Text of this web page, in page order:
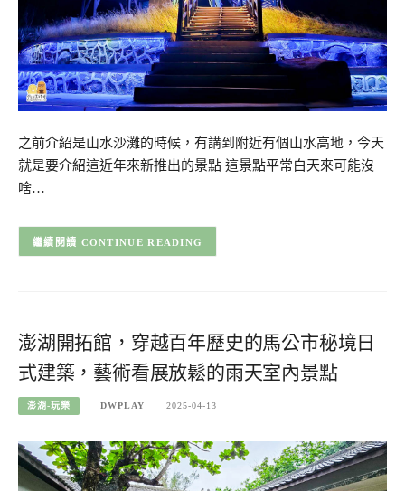
之前介紹是山水沙灘的時候，有講到附近有個山水高地，今天
就是要介紹這近年來新推出的景點 這景點平常白天來可能沒
啥…
CONTINUE READING
澎湖開拓館，穿越百年歷史的馬公市秘境日
式建築，藝術看展放鬆的雨天室內景點
澎湖-玩樂 DWPLAY 2025-04-13